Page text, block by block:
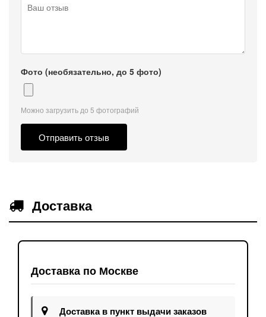
Фото (необязательно, до 5 фото)
Можно загрузить до 5 фотографий
Отправить отзыв
Доставка
Доставка по Москве
Доставка в пункт выдачи заказов